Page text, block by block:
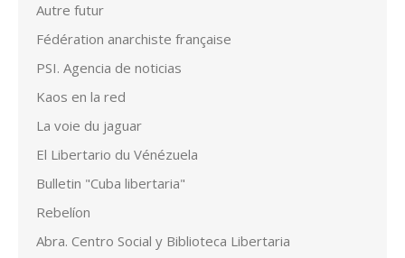
Autre futur
Fédération anarchiste française
PSI. Agencia de noticias
Kaos en la red
La voie du jaguar
El Libertario du Vénézuela
Bulletin "Cuba libertaria"
Rebelíon
Abra. Centro Social y Biblioteca Libertaria